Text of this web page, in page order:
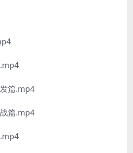
篇.mp4
篇.mp4